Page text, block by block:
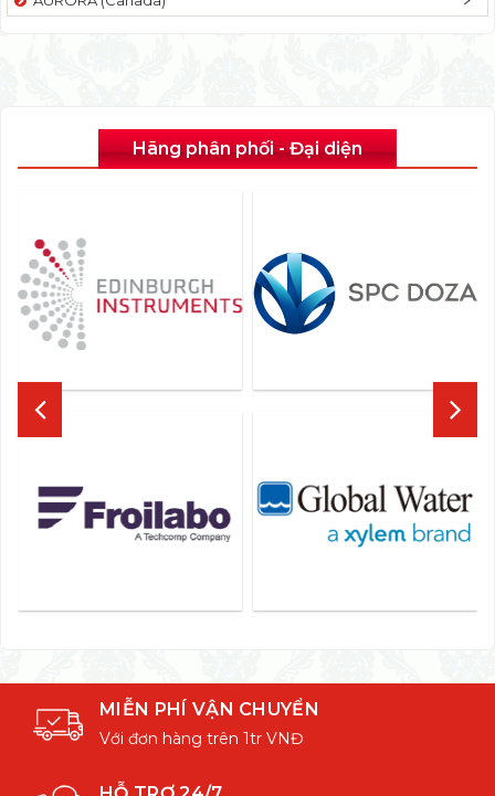
Hãng phân phối - Đại diện
MIỄN PHÍ VẬN CHUYỂN
Với đơn hàng trên 1tr VNĐ